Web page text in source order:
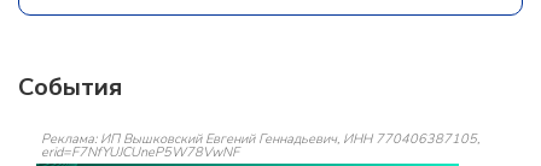
События
Реклама: ИП Вышковский Евгений Геннадьевич, ИНН 770406387105,
erid=F7NfYUJCUneP5W78VwNF